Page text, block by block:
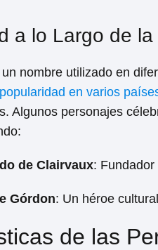
a lo Largo de la
nombre utilizado en
en varios
Algunos personajes
de Clairvaux:
Górdon: Un héroe
de las